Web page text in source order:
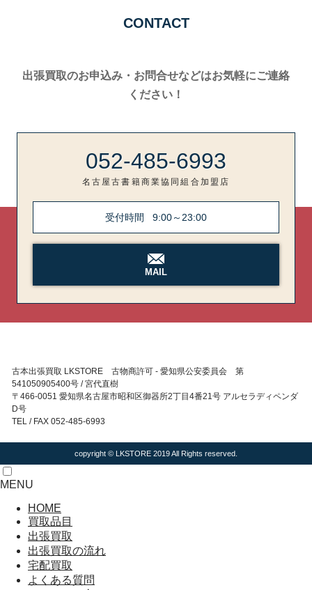
CONTACT
出張買取のお申込み・お問合せなどはお気軽にご連絡
ください！
052-485-6993
名古屋古書籍商業協同組合加盟店
受付時間 9:00～23:00
MAIL
古本出張買取 LKSTORE 古物商許可 - 愛知県公安委員会 第
541050905400号 / 宮代直樹
〒466-0051 愛知県名古屋市昭和区御器所2丁目4番21号 アルセラディペンダ
D号
TEL / FAX 052-485-6993
copyright © LKSTORE 2019 All Rights reserved.
MENU
HOME
買取品目
出張買取
出張買取の流れ
宅配買取
よくある質問